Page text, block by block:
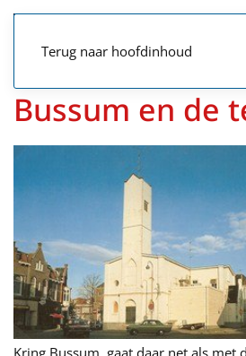
Terug naar hoofdinhoud
Bussum en de
Kring Bussum gaat daar net als met